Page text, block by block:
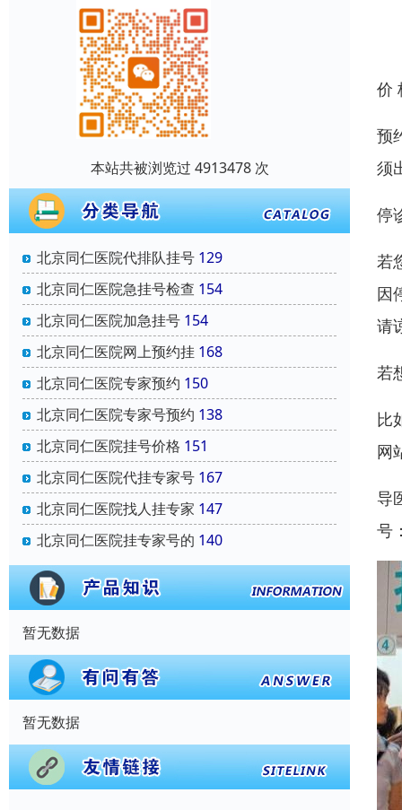
本站共被浏览过 4913478 次
北京同仁医院代排队挂号 129
北京同仁医院急挂号检查 154
北京同仁医院加急挂号 154
北京同仁医院网上预约挂 168
北京同仁医院专家预约 150
北京同仁医院专家号预约 138
北京同仁医院挂号价格 151
北京同仁医院代挂专家号 167
北京同仁医院找人挂专家 147
北京同仁医院挂专家号的 140
暂无数据
暂无数据
价
预
须
停
若
因
请
若
比
网
导
号